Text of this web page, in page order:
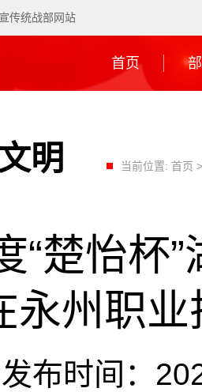
传统战部网站
首页
明 当前位置: 首页
“楚怡杯
永州职
时间：